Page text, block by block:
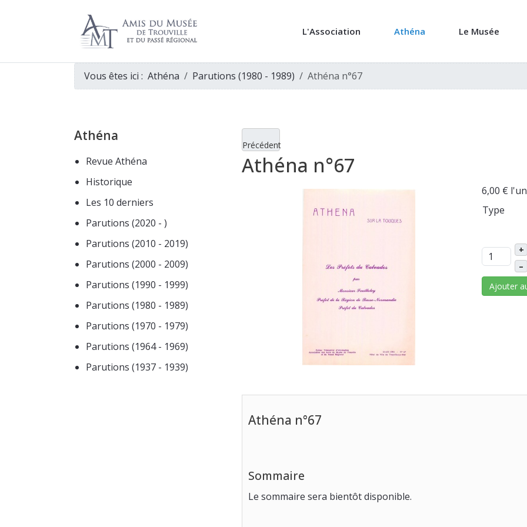
L'Association Athéna Le Musée
Vous êtes ici : Athéna Parutions (1980 - 1989) Athéna n°67
Athéna
Revue Athéna
Historique
Les 10 derniers
Parutions (2020 - )
Parutions (2010 - 2019)
Parutions (2000 - 2009)
Parutions (1990 - 1999)
Parutions (1980 - 1989)
Parutions (1970 - 1979)
Parutions (1964 - 1969)
Parutions (1937 - 1939)
Précédent
Athéna n°67
6,00 €
Type
+
–
Ajouter
Athéna n°67
Sommaire
Le sommaire sera bientôt disponible.